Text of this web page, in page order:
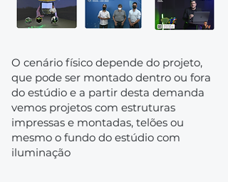
O cenário físico depende do projeto,
que pode ser montado dentro ou fora
do estúdio e a partir desta demanda
vemos projetos com estruturas
impressas e montadas, telões ou
mesmo o fundo do estúdio com
iluminação